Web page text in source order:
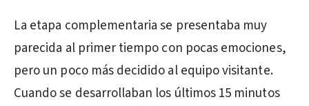
La etapa complementaria se presentaba muy
parecida al primer tiempo con pocas emociones,
pero un poco más decidido al equipo visitante.
Cuando se desarrollaban los últimos 15 minutos